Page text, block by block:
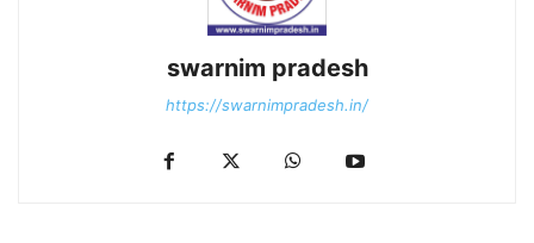
swarnim pradesh
https://swarnimpradesh.in/